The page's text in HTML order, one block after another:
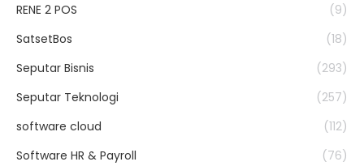
RENE 2 POS
(9)
SatsetBos
(18)
Seputar Bisnis
(293)
Seputar Teknologi
(257)
software cloud
(112)
Software HR & Payroll
(76)